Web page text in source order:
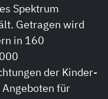
Spektrum
Getragen wird
in 160
der Kinder-
für